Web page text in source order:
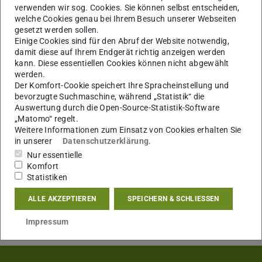
verwenden wir sog. Cookies. Sie können selbst entscheiden,
welche Cookies genau bei Ihrem Besuch unserer Webseiten
gesetzt werden sollen.
Einige Cookies sind für den Abruf der Website notwendig,
damit diese auf Ihrem Endgerät richtig anzeigen werden
kann. Diese essentiellen Cookies können nicht abgewählt
werden.
Der Komfort-Cookie speichert Ihre Spracheinstellung und
bevorzugte Suchmaschine, während „Statistik“ die
Auswertung durch die Open-Source-Statistik-Software
„Matomo“ regelt.
Weitere Informationen zum Einsatz von Cookies erhalten Sie
in unserer
Datenschutzerklärung.
Nur essentielle
Komfort
Statistiken
ALLE AKZEPTIEREN SPEICHERN & SCHLIESSEN
Impressum